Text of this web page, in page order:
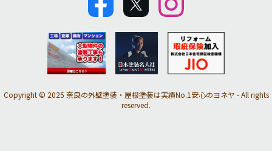
Copyright © 2025 奈良の外壁塗装・屋根塗装は実績No.1安心のヨネヤ - All rights
reserved.